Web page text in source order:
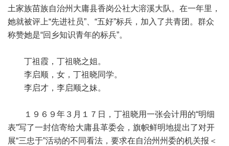
土家族苗族自治州大庸县香岗公社大溶溪大队。在一年里，
她就被评上“先进社员”、“五好”标兵，加入了共青团。群众
称赞她是“回乡知识青年的标兵”。
丁祖霞，丁祖晓之姐。
李启顺，女，丁祖晓同学。
李启才，李启顺之妹。
１９６９年３月１７日，丁祖晓用一张会计用的“明细
表”写了一封信寄给大庸县革委会，旗帜鲜明地提出了对开
展“三忠于”活动的不同看法，要求在自治州州委的机关报＜